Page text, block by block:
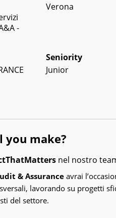
-
Verona
Seniority
Junior
make?
nel nostro
& Assurance avrai
lavorando su progetti
del settore.